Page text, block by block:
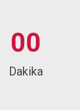
00
Dakika